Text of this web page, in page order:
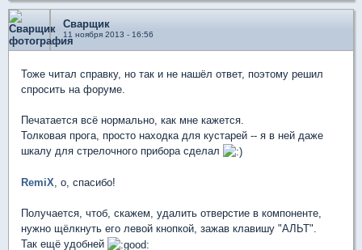
Сварщик
11 ноября 2013 - 16:56
Тоже читал справку, но так и не нашёл ответ, поэтому решил
спросить на форуме.
Печатается всё нормально, как мне кажется.
Толковая прога, просто находка для кустарей -- я в ней даже
шкалу для стрелочного прибора сделал
RemiX, о, спасибо!
Получается, чтоб, скажем, удалить отверстие в компоненте,
нужно щёлкнуть его левой кнопкой, зажав клавишу "АЛЬТ".
Так ещё удобней